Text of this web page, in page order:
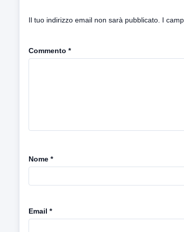
Il tuo indirizzo email non sarà pubblicato. I
Commento *
Nome *
Email *